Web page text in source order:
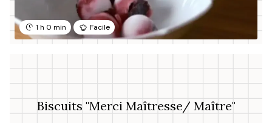
1 h 0 min Facile
Biscuits "Merci Maîtresse/ Maître"